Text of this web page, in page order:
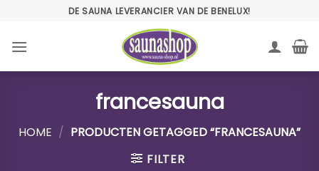
inhoud
DE SAUNA LEVERANCIER VAN DE BENELUX!
francesauna
HOME / PRODUCTEN GETAGGED “FRANCESAUNA”
FILTER